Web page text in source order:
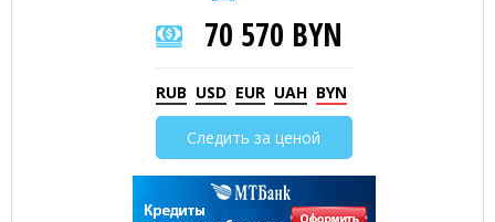
70 570 BYN
RUB USD EUR UAH BYN
Следить за ценой